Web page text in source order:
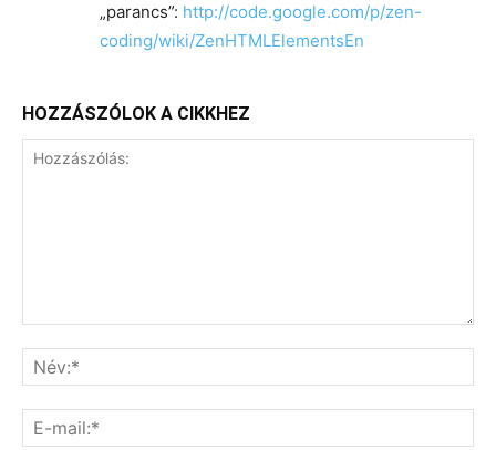
„parancs”: http://code.google.com/p/zen-
coding/wiki/ZenHTMLElementsEn
HOZZÁSZÓLOK A CIKKHEZ